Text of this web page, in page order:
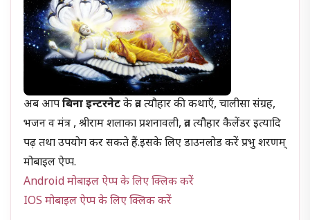
अब आपबिना इन्टरनेटके व्रत त्यौहार की कथाएँ, चालीसा संग्रह,
भजन व मंत्र , श्रीराम शलाका प्रशनावली, व्रत त्यौहार कैलेंडर इत्यादि
पढ़ तथा उपयोग कर सकते हैं.इसके लिए डाउनलोड करें प्रभु शरणम्
मोबाइल ऐप्प.
Android मोबाइल ऐप्प के लिए क्लिक करें
IOS मोबाइल ऐप्प के लिए क्लिक करें